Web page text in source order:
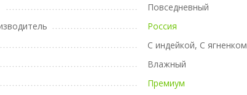
Повседневный
Россия
С индейкой, С ягненком
Влажный
Премиум